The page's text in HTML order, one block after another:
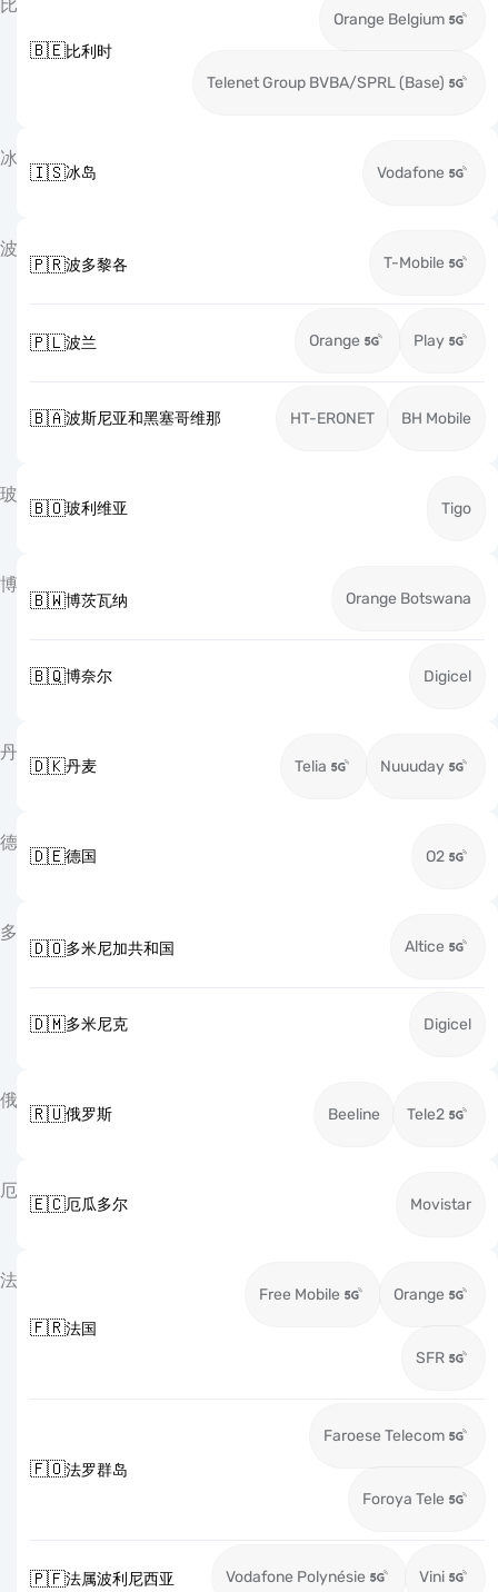
比
🇧🇪比利时
Orange Belgium
Telenet Group BVBA/SPRL (Base)
冰
🇮🇸冰岛 Vodafone
波
🇵🇷波多黎各 T-Mobile
🇵🇱波兰 Orange Play
🇧🇦波斯尼亚和黑塞哥维那 HT-ERONET BH Mobile
玻
🇧🇴玻利维亚 Tigo
博
🇧🇼博茨瓦纳 Orange Botswana
🇧🇶博奈尔 Digicel
丹
🇩🇰丹麦 Telia Nuuuday
德
🇩🇪德国 O2
多
🇩🇴多米尼加共和国 Altice
🇩🇲多米尼克 Digicel
俄
🇷🇺俄罗斯 Beeline Tele2
厄
🇪🇨厄瓜多尔 Movistar
法
🇫🇷法国
Free Mobile Orange
SFR
🇫🇴法罗群岛
Faroese Telecom
Foroya Tele
🇵🇫法属波利尼西亚 Vodafone Polynésie Vini